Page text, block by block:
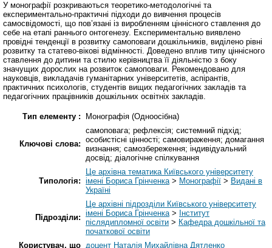
У монографії розкриваються теоретико-методологічні та
експериментально-практичні підходи до вивчення процесів
самосвідомості, що пов’язані із виробленням ціннісного ставлення до
себе на етапі раннього онтогенезу. Експериментально виявлено
провідні тенденції в розвитку самоповаги дошкільників, виділено рівні
розвитку та статево-вікові відмінності. Доведено вплив типу ціннісного
ставлення до дитини та стилю керівництва її діяльністю з боку
значущих дорослих на розвиток самоповаги. Рекомендовано для
науковців, викладачів гуманітарних університетів, аспірантів,
практичних психологів, студентів вищих педагогічних закладів та
педагогічних працівників дошкільних освітніх закладів.
Тип елементу : Монографія (Одноосібна)
Ключові слова:
самоповага; рефлексія; системний підхід;
особистісні цінності; самовираження; домагання
визнання; самозбереження; індивідуальний
досвід; діалогічне спілкування
Типологія:
Це архівна тематика Київського університету
імені Бориса Грінченка> Монографії > Видані в
Україні
Підрозділи:
Це архівні підрозділи Київського університету
імені Бориса Грінченка> Інститут
післядипломної освіти > Кафедра дошкільної та
початкової освіти
Користувач, що доцент Наталія Михайлівна Дятленко